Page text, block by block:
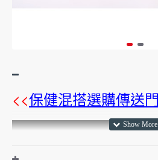
<<保健混搭選購傳送門